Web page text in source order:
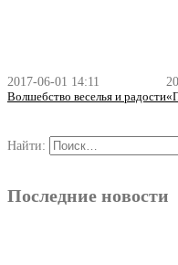
2017-06-01 14:11
Волшебство веселья и радости
Найти:
Последние новости